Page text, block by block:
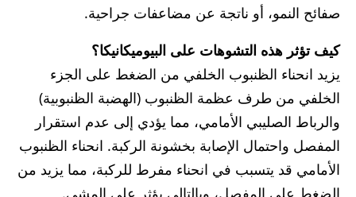
صفائح النمو، أو ناتجة عن مضاعفات جراحية.
كيف تؤثر هذه التشوهات على البيوميكانيكا؟
يزيد انحناء الظنبوب الخلفي من الضغط على الجزء
الخلفي من طرف عظمة الظنبوب (الهضبة الظنبوبية)
والرباط الصليبي الأمامي، مما يؤدي إلى عدم استقرار
المفصل واحتمال الإصابة بخشونة الركبة. انحناء الظنبوب
الأمامي قد يتسبب في انحناء مفرط للركبة، مما يزيد من
الضغط على المفصل، وبالتالي يؤثر على المشي.